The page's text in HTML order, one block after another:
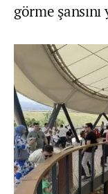
görme şansını